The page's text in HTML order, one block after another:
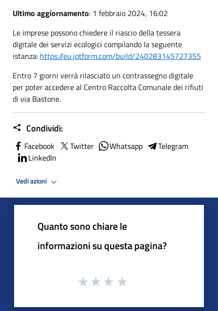
Ultimo aggiornamento: 1 febbraio 2024, 16:02
Le imprese possono chiedere il riascio della tessera
digitale dei servizi ecologici compilando la seguente
istanza: https://eu.jotform.com/build/240283145727355
Entro 7 giorni verrà rilasciato un contrassegno digitale
per poter accedere al Centro Raccolta Comunale dei rifiuti
di via Bastone.
Condividi:
Facebook Twitter Whatsapp
Telegram
LinkedIn
Vedi azioni
Quanto sono chiare le
informazioni su questa pagina?